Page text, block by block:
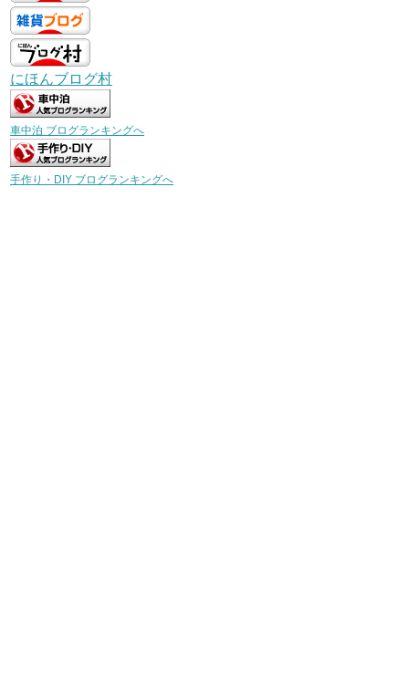
にほんブログ村
車中泊 ブログランキングへ
手作り・DIY ブログランキングへ